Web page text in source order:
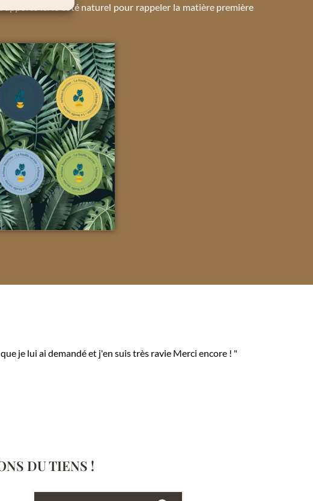
apporte ici le côté naturel pour rappeler la matière première
je lui ai demandé et j'en suis très ravie Merci encore ! "
DU TIENS !